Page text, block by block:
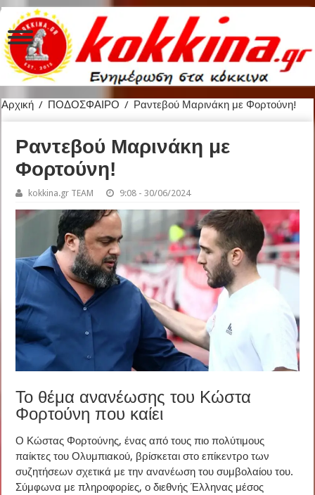
Αρχική / ΠΟΔΟΣΦΑΙΡΟ / Ραντεβού Μαρινάκη με Φορτούνη!
Ραντεβού Μαρινάκη με
Φορτούνη!
kokkina.gr TEAM 9:08 - 30/06/2024
Το θέμα ανανέωσης του Κώστα
Φορτούνη που καίει
Ο Κώστας Φορτούνης, ένας από τους πιο πολύτιμους
παίκτες του Ολυμπιακού, βρίσκεται στο επίκεντρο των
συζητήσεων σχετικά με την ανανέωση του συμβολαίου του.
Σύμφωνα με πληροφορίες, ο διεθνής Έλληνας μέσος